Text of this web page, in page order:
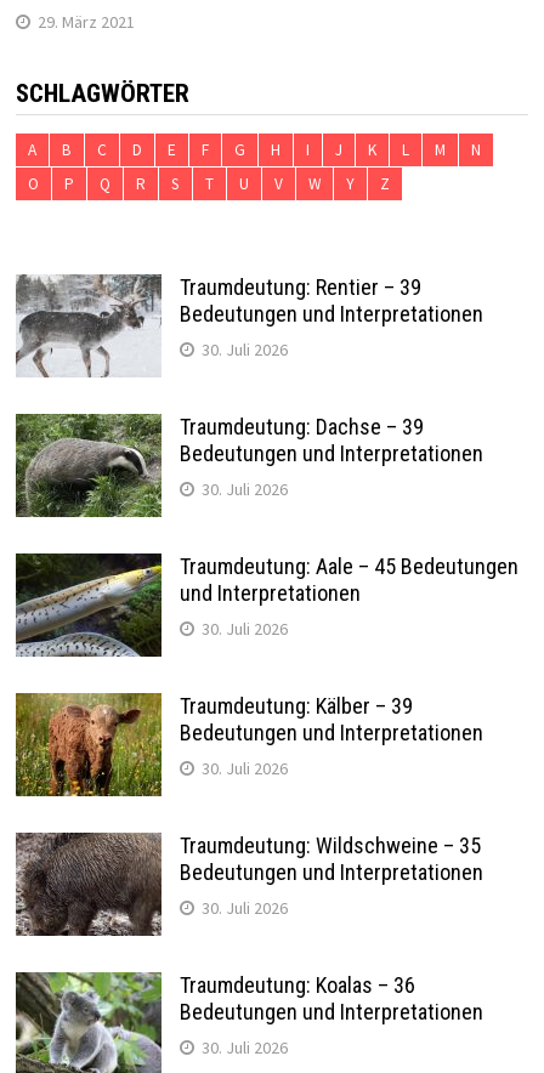
29. März 2021
SCHLAGWÖRTER
A B C D E F G H I J K L M
N
O
P Q R S T U V W Y Z
Traumdeutung: Rentier – 39
Bedeutungen und Interpretationen
30. Juli 2026
Traumdeutung: Dachse – 39
Bedeutungen und Interpretationen
30. Juli 2026
Traumdeutung: Aale – 45 Bedeutungen
und Interpretationen
30. Juli 2026
Traumdeutung: Kälber – 39
Bedeutungen und Interpretationen
30. Juli 2026
Traumdeutung: Wildschweine – 35
Bedeutungen und Interpretationen
30. Juli 2026
Traumdeutung: Koalas – 36
Bedeutungen und Interpretationen
30. Juli 2026